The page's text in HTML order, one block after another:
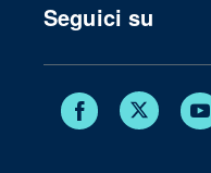
Seguici su
Facebook Twitter